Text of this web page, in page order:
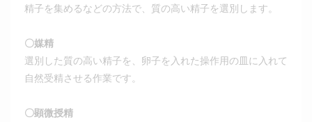
精子を集めるなどの方法で、質の高い精子を選別します。
〇媒精
選別した質の高い精子を、卵子を入れた操作用の皿に入れて
自然受精させる作業です。
〇顕微授精